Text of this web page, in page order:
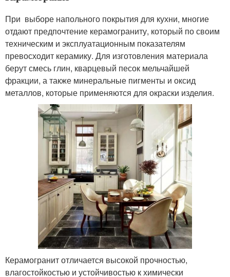
При выборе напольного покрытия для кухни, многие
отдают предпочтение керамограниту, который по своим
техническим и эксплуатационным показателям
превосходит керамику. Для изготовления материала
берут смесь глин, кварцевый песок мельчайшей
фракции, а также минеральные пигменты и оксид
металлов, которые применяются для окраски изделия.
Керамогранит отличается высокой прочностью,
влагостойкостью и устойчивостью к химически